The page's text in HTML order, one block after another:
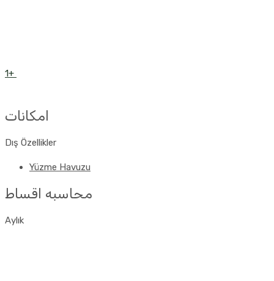
1+
امکانات
Dış Özellikler
Yüzme Havuzu
محاسبه اقساط
Aylık